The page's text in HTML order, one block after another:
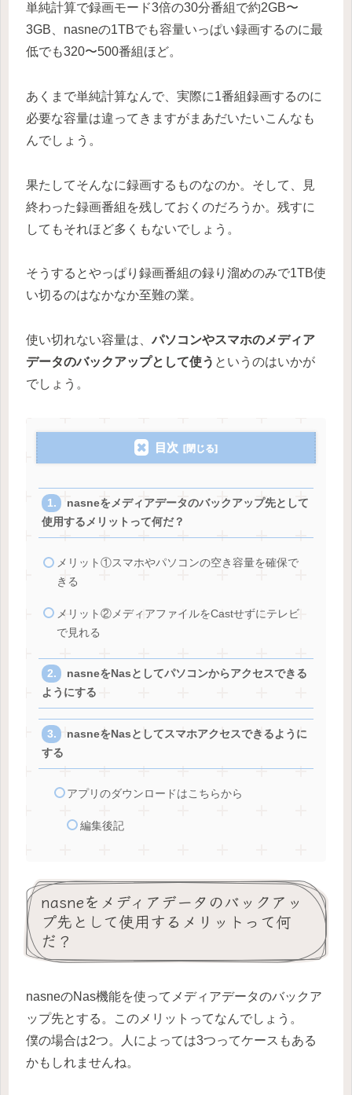
単純計算で録画モード3倍の30分番組で約2GB〜
3GB、nasneの1TBでも容量いっぱい録画するのに最
低でも320〜500番組ほど。
あくまで単純計算なんで、実際に1番組録画するのに
必要な容量は違ってきますがまあだいたいこんなも
んでしょう。
果たしてそんなに録画するものなのか。そして、見
終わった録画番組を残しておくのだろうか。残すに
してもそれほど多くもないでしょう。
そうするとやっぱり録画番組の録り溜めのみで1TB使
い切るのはなかなか至難の業。
使い切れない容量は、 パソコンやスマホのメディア
データのバックアップとして使う というのはいかが
でしょう。
目次
nasneをメディアデータのバックアップ先として
使用するメリットって何だ？
メリット①スマホやパソコンの空き容量を確保で
きる
メリット②メディアファイルをCastせずにテレビ
で見れる
nasneをNasとしてパソコンからアクセスできる
ようにする
nasneをNasとしてスマホアクセスできるように
する
アプリのダウンロードはこちらから
編集後記
nasneをメディアデータのバックアッ
プ先として使用するメリットって何
だ？
nasneのNas機能を使ってメディアデータのバックア
ップ先とする。このメリットってなんでしょう。
僕の場合は2つ。人によっては3つってケースもある
かもしれませんね。